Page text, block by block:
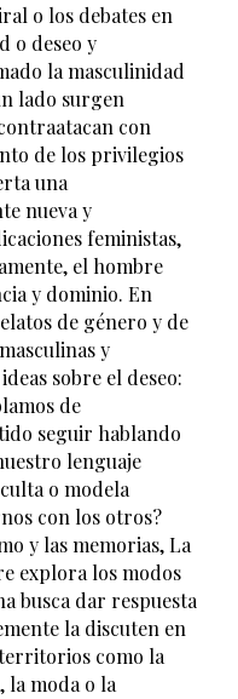
o los debates en
o deseo y
la masculinidad
lado surgen
con
de los privilegios
una
nueva y
feministas,
el hombre
y dominio. En
de género y de
y
sobre el deseo:
de
seguir hablando
lenguaje
o modela
con los otros?
y las memorias, La
explora los modos
busca dar respuesta
la discuten en
como la
moda o la